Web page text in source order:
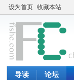
设为首页 收藏本站
导读 论坛